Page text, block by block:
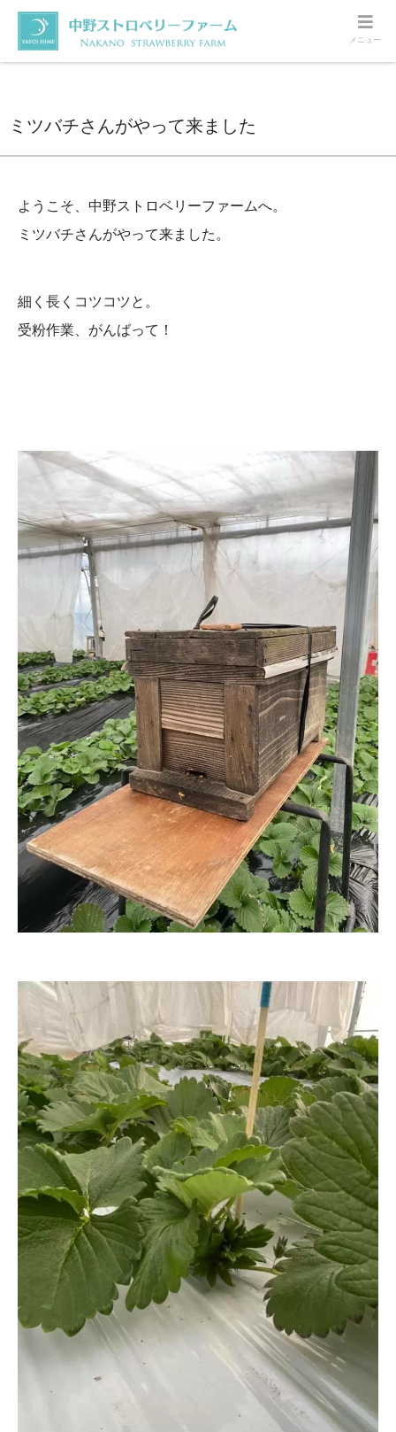
ホーム いちご ミツバチさんがやって来ました
ミツバチさんがやって来ました
ようこそ、中野ストロベリーファームへ。
ミツバチさんがやって来ました。
細く長くコツコツと。
受粉作業、がんばって！
メニュー